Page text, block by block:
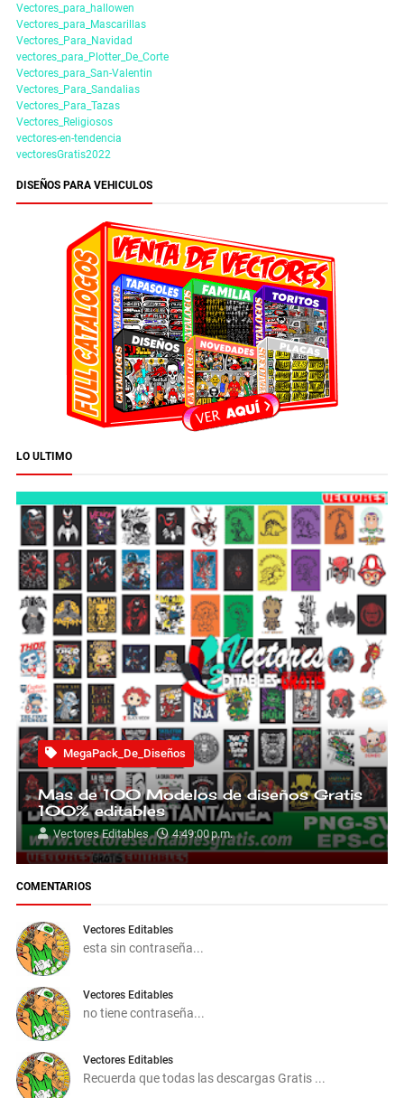
Vectores_para_hallowen
Vectores_para_Mascarillas
Vectores_Para_Navidad
vectores_para_Plotter_De_Corte
Vectores_para_San-Valentin
Vectores_Para_Sandalias
Vectores_Para_Tazas
Vectores_Religiosos
vectores-en-tendencia
vectoresGratis2022
DISEÑOS PARA VEHICULOS
LO ULTIMO
MegaPack_De_Diseños
Mas de 100 Modelos de diseños Gratis
100% editables
Vectores Editables 4:49:00 p.m.
COMENTARIOS
Vectores Editables
esta sin contraseña...
Vectores Editables
no tiene contraseña...
Vectores Editables
Recuerda que todas las descargas Gratis ...